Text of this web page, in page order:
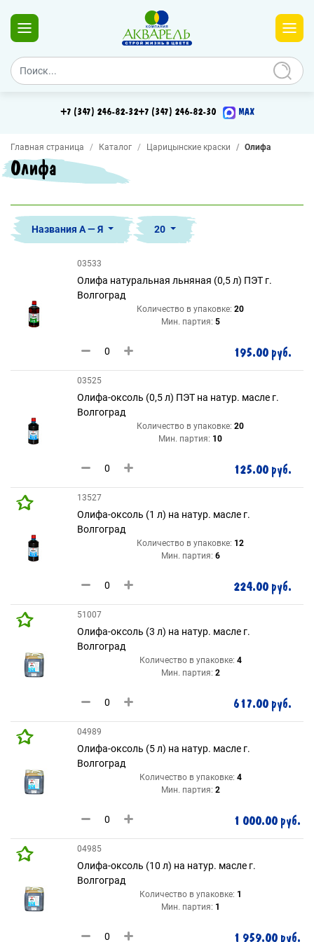
+7 (347) 246-82-32+7 (347) 246-82-30 MAX
Главная страница Каталог Царицынские краски Олифа
Олифа
Названия А — Я 20
03533
Олифа натуральная льняная (0,5 л) ПЭТ г.
Волгоград
Количество в упаковке: 20
Мин. партия: 5
195.00 руб.
03525
Олифа-оксоль (0,5 л) ПЭТ на натур. масле г.
Волгоград
Количество в упаковке: 20
Мин. партия: 10
125.00 руб.
13527
Олифа-оксоль (1 л) на натур. масле г.
Волгоград
Количество в упаковке: 12
Мин. партия: 6
224.00 руб.
51007
Олифа-оксоль (3 л) на натур. масле г.
Волгоград
Количество в упаковке: 4
Мин. партия: 2
617.00 руб.
04989
Олифа-оксоль (5 л) на натур. масле г.
Волгоград
Количество в упаковке: 4
Мин. партия: 2
1 000.00 руб.
04985
Олифа-оксоль (10 л) на натур. масле г.
Волгоград
Количество в упаковке: 1
Мин. партия: 1
1 959.00 руб.